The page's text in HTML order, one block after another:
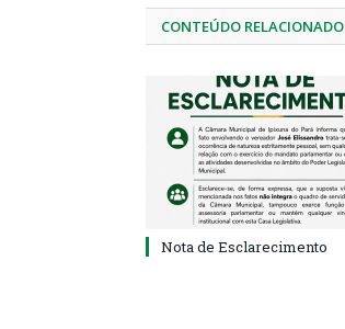
CONTEÚDO RELACIONADO
Nota de Esclarecimento